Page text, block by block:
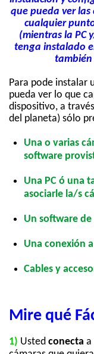
que pueda ver las
cualquier
(mientras la PC
tenga instalado
también
Para pode instalar
pueda ver lo que
dispositivo, a
del planeta) sólo
Una o varias
software
Una PC ó una
asociarle la/s
Un software
Una conexión
Cables y
Mire qué
1) Usted conecta a